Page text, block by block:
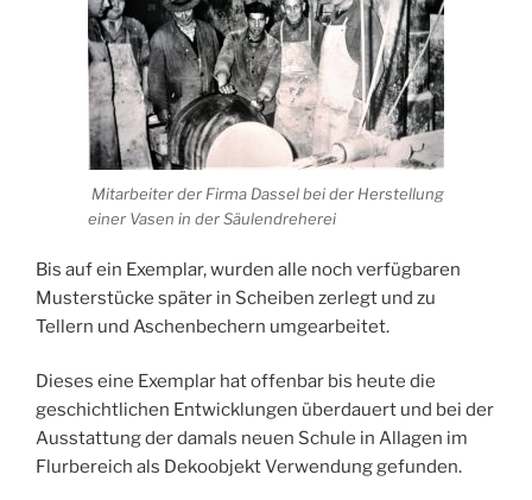
Mitarbeiter der Firma Dassel bei der Herstellung
einer Vasen in der Säulendreherei
Bis auf ein Exemplar, wurden alle noch verfügbaren
Musterstücke später in Scheiben zerlegt und zu
Tellern und Aschenbechern umgearbeitet.
Dieses eine Exemplar hat offenbar bis heute die
geschichtlichen Entwicklungen überdauert und bei der
Ausstattung der damals neuen Schule in Allagen im
Flurbereich als Dekoobjekt Verwendung gefunden.